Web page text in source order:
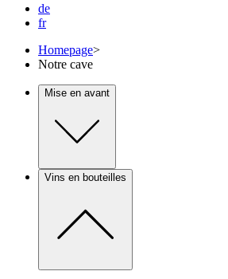
de
fr
Homepage>
Notre cave
Mise en avant
Vins en bouteilles